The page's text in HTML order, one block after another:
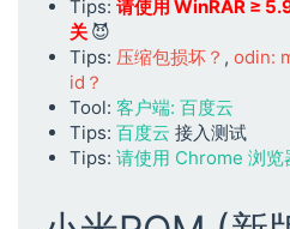
Tips: 请使用 WinRAR ≥
关 😈
Tips: 压缩包损坏？ , odin:
id？
Tool: 客户端: 百度云
Tips: 百度云 接入测试
Tips: 请使用 Chrome 浏览